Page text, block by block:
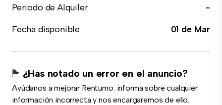
Periodo de Alquiler
-
Fecha disponible
01 de Mar
¿Has notado un error en el anuncio?
Ayúdanos a mejorar Rentumo: informa sobre cualquier
información incorrecta y nos encargaremos de ello.